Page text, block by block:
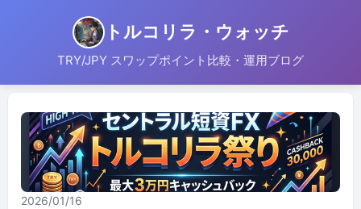
トルコリラ・ウォッチ
TRY/JPY スワップポイント比較・運用ブログ
2026/01/16